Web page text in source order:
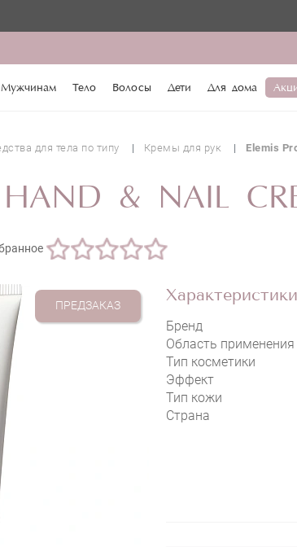
Мужчинам Тело Волосы Дети Для дома
для тела по типу Кремы для рук Elemis
HAND & NAIL
ПРЕДЗАКАЗ
Характеристики
Бренд
Область применения
Тип косметики
Эффект
Тип кожи
Страна